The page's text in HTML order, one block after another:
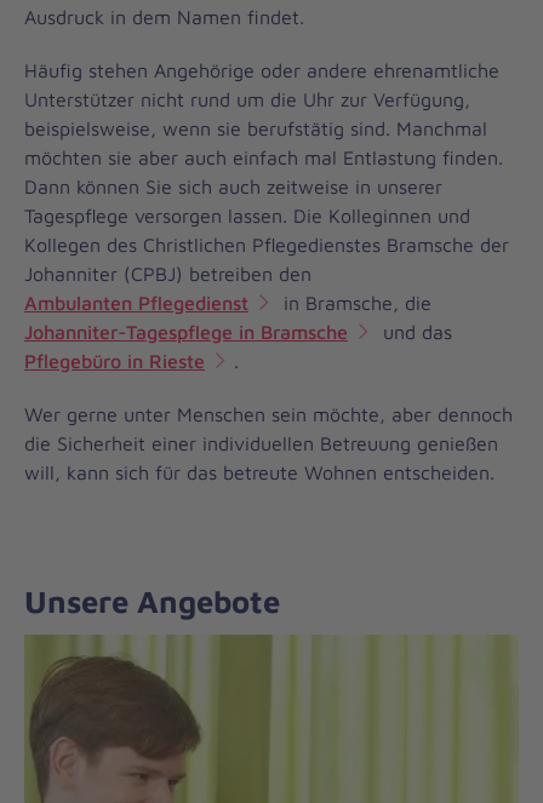
Ausdruck in dem Namen findet.
Häufig stehen Angehörige oder andere ehrenamtliche
Unterstützer nicht rund um die Uhr zur Verfügung,
beispielsweise, wenn sie berufstätig sind. Manchmal
möchten sie aber auch einfach mal Entlastung finden.
Dann können Sie sich auch zeitweise in unserer
Tagespflege versorgen lassen. Die Kolleginnen und
Kollegen des Christlichen Pflegedienstes Bramsche der
Johanniter (CPBJ) betreiben den
Ambulanten Pflegedienst
in Bramsche, die
Johanniter-Tagespflege in Bramsche
und das
Pflegebüro in Rieste
.
Wer gerne unter Menschen sein möchte, aber dennoch
die Sicherheit einer individuellen Betreuung genießen
will, kann sich für das betreute Wohnen entscheiden.
Unsere Angebote